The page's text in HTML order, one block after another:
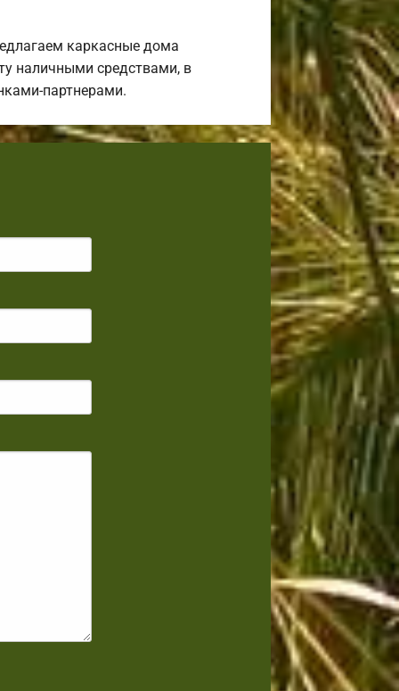
каркасные дома
наличными средствами, в
партнерами.